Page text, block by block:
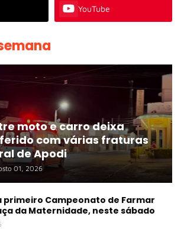
YouTube
moto e carro deixa
com várias fraturas
de Apodi
01, 2026
primeiro Campeonato de Farmar
da Maternidade, neste sábado